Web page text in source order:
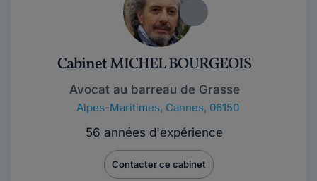
Cabinet MICHEL BOURGEOIS
Avocat au barreau de Grasse
Alpes-Maritimes, Cannes, 06150
56 années d'expérience
Contacter ce cabinet